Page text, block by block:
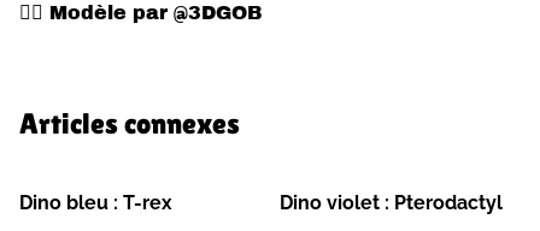
✍🏻 Modèle par @3DGOB
Articles connexes
Dino bleu : T-rex
Dino violet : Pterodactyl